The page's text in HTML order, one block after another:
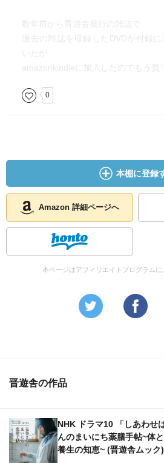
数年前から晋遊舎発行の雑誌で
過去の雑誌を収録したDVDが付録
いたが
amazonkindleに加入したのでもう買
0
本棚に登録
Amazon 詳細ページへ
本ページはアフィリエイトプログラム
晋遊舎の作品
NHK ドラマ10 「しあわせ
んのまいにち薬膳手帖~体
養生の知恵~ (晋遊舎ムック)